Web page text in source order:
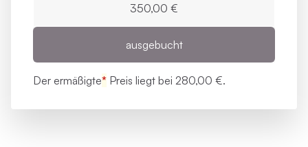
350,00 €
ausgebucht
Der ermäßigte* Preis liegt bei 280,00 €.